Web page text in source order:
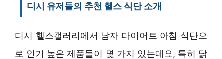
디시 유저들의 추천 헬스 식단 소개
디시 헬스갤러리에서 남자 다이어트 아침 식단으
로 인기 높은 제품들이 몇 가지 있는데요, 특히 닭